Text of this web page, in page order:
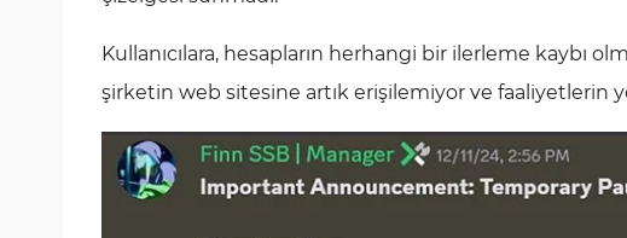
Kullanıcılara, hesapların herhangi bir ilerleme kaybı
şirketin web sitesine artık erişilemiyor ve faaliyetlerin